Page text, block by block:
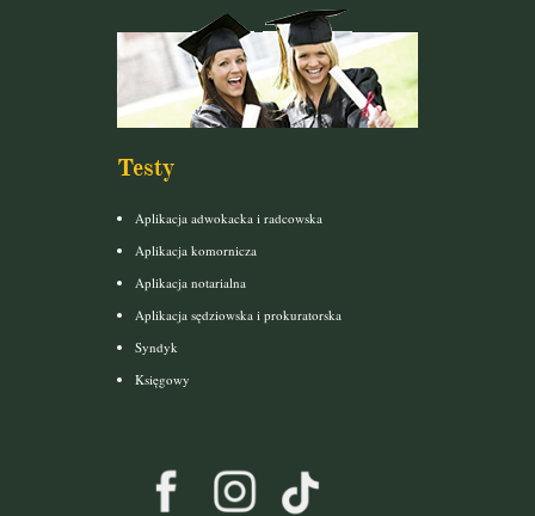
Testy
Aplikacja adwokacka i radcowska
Aplikacja komornicza
Aplikacja notarialna
Aplikacja sędziowska i prokuratorska
Syndyk
Księgowy